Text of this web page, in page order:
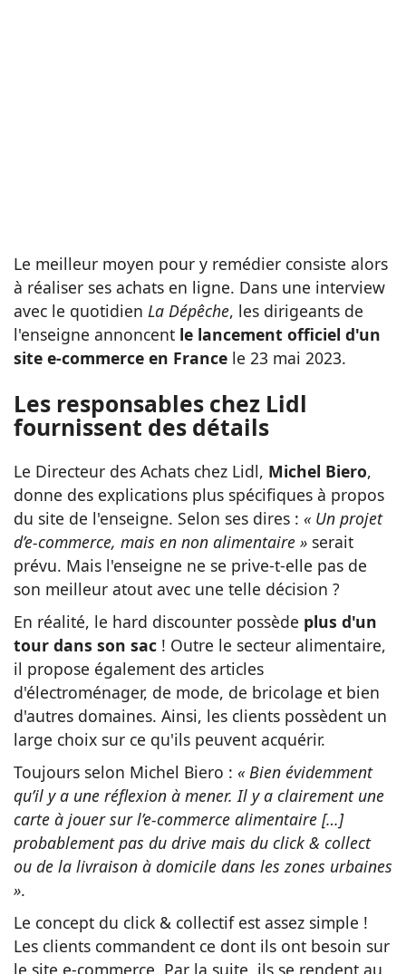
Le meilleur moyen pour y remédier consiste alors
à réaliser ses achats en ligne. Dans une interview
avec le quotidien La Dépêche, les dirigeants de
l'enseigne annoncent le lancement officiel d'un
site e-commerce en France le 23 mai 2023.
Les responsables chez Lidl
fournissent des détails
Le Directeur des Achats chez Lidl, Michel Biero,
donne des explications plus spécifiques à propos
du site de l'enseigne. Selon ses dires : « Un projet
d’e-commerce, mais en non alimentaire » serait
prévu. Mais l'enseigne ne se prive-t-elle pas de
son meilleur atout avec une telle décision ?
En réalité, le hard discounter possède plus d'un
tour dans son sac ! Outre le secteur alimentaire,
il propose également des articles
d'électroménager, de mode, de bricolage et bien
d'autres domaines. Ainsi, les clients possèdent un
large choix sur ce qu'ils peuvent acquérir.
Toujours selon Michel Biero : « Bien évidemment
qu’il y a une réflexion à mener. Il y a clairement une
carte à jouer sur l’e-commerce alimentaire […]
probablement pas du drive mais du click & collect
ou de la livraison à domicile dans les zones urbaines
».
Le concept du click & collectif est assez simple !
Les clients commandent ce dont ils ont besoin sur
le site e-commerce. Par la suite, ils se rendent au